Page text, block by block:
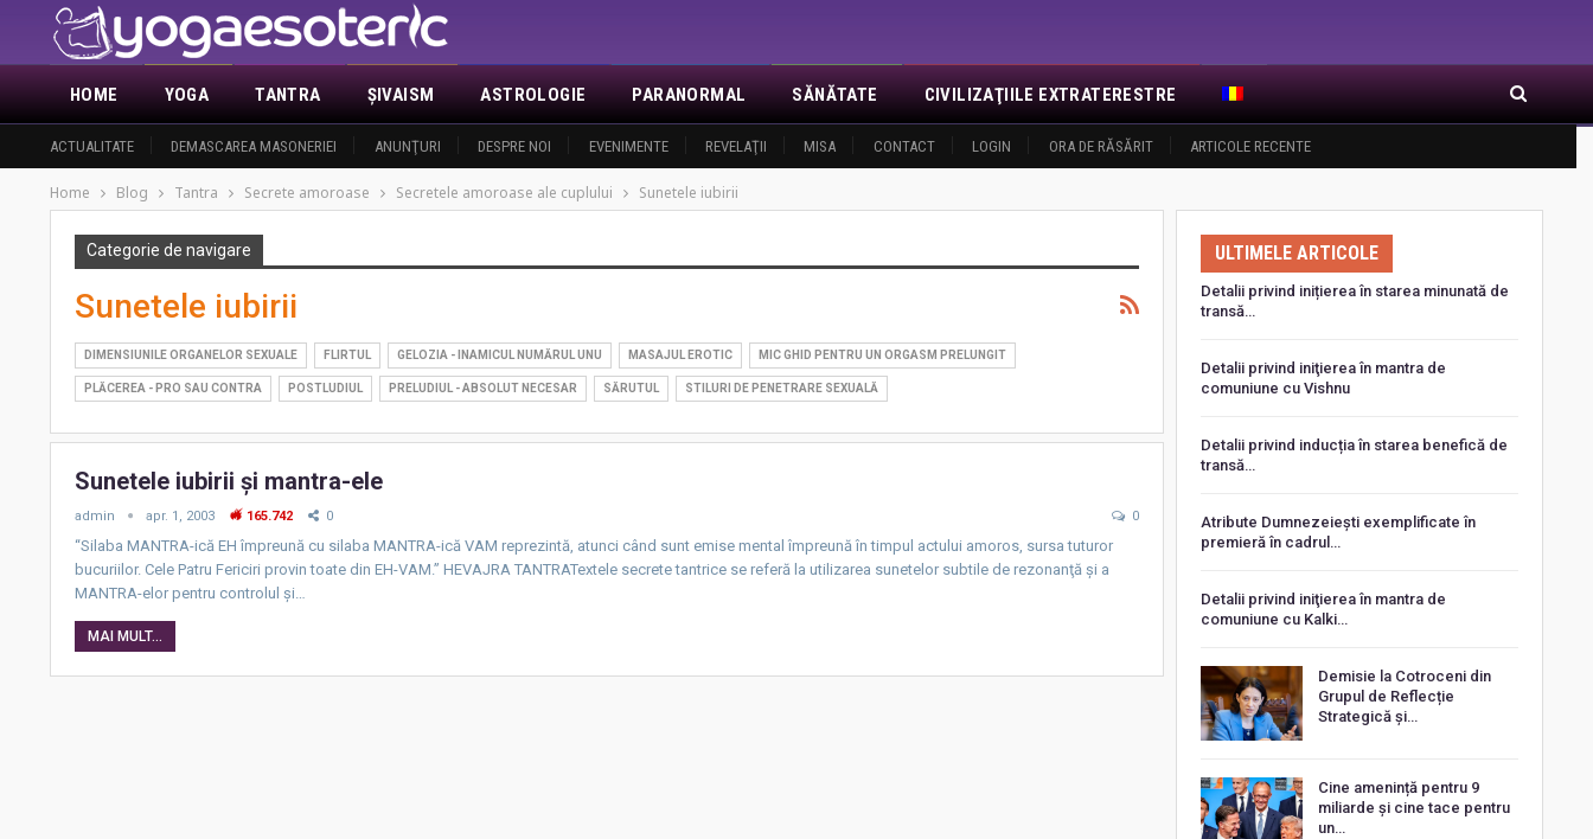
HOME
ACTUALITATE DEMASCAREA MASONERIEI ANUNŢURI DESPRE NOI EVENIMENTE REVELAŢII MISA CONTACT LOGIN ORA DE RĂSĂRIT ARTICOLE RECENTE
YOGA TANTRA ŞIVAISM ASTROLOGIE PARANORMAL SĂNĂTATE CIVILIZAŢIILE EXTRATERESTRE
Home Blog Tantra Secrete amoroase Secretele amoroase ale cuplului Sunetele iubirii
Categorie de navigare
Sunetele iubirii
DIMENSIUNILE ORGANELOR SEXUALE FLIRTUL GELOZIA - INAMICUL NUMĂRUL UNU MASAJUL EROTIC MIC GHID PENTRU UN ORGASM PRELUNGIT
PLĂCEREA - PRO SAU CONTRA POSTLUDIUL PRELUDIUL - ABSOLUT NECESAR SĂRUTUL STILURI DE PENETRARE SEXUALĂ
Sunetele iubirii şi mantra-ele
admin apr. 1, 2003 165.742 0 0
“Silaba MANTRA-ică EH împreună cu silaba MANTRA-ică VAM reprezintă, atunci când sunt emise mental împreună în timpul actului amoros, sursa tuturor
bucuriilor. Cele Patru Fericiri provin toate din EH-VAM.” HEVAJRA TANTRATextele secrete tantrice se referă la utilizarea sunetelor subtile de rezonanţă şi a
MANTRA-elor pentru controlul şi…
MAI MULT...
ULTIMELE ARTICOLE
Detalii privind inițierea în starea minunată de
transă…
Detalii privind iniţierea în mantra de
comuniune cu Vishnu
Detalii privind inducția în starea benefică de
transă…
Atribute Dumnezeiești exemplificate în
premieră în cadrul…
Detalii privind iniţierea în mantra de
comuniune cu Kalki…
Demisie la Cotroceni din
Grupul de Reflecție
Strategică și…
Cine amenință pentru 9
miliarde și cine tace pentru
un…